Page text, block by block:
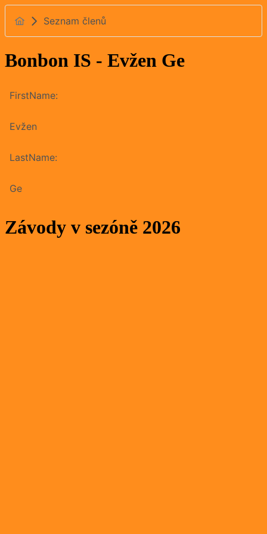
Seznam členů
Bonbon IS - Evžen Ge
FirstName:
Evžen
LastName:
Ge
Závody v sezóně 2026